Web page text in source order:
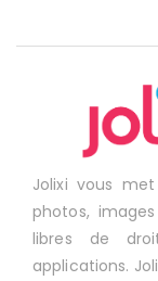
Jolixi vous
photos,
libres de
applications.